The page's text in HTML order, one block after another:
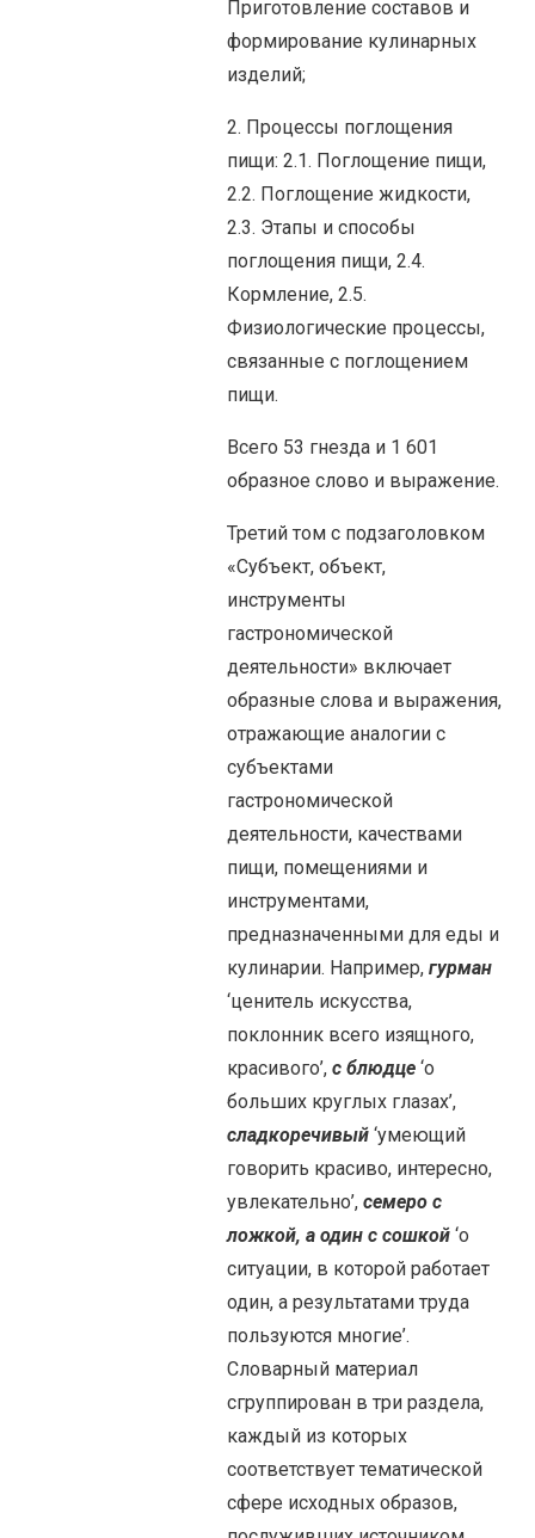
Приготовление составов и
формирование кулинарных
изделий;
2. Процессы поглощения
пищи: 2.1. Поглощение пищи,
2.2. Поглощение жидкости,
2.3. Этапы и способы
поглощения пищи, 2.4.
Кормление, 2.5.
Физиологические процессы,
связанные с поглощением
пищи.
Всего 53 гнезда и 1 601
образное слово и выражение.
Третий том с подзаголовком
«Субъект, объект,
инструменты
гастрономической
деятельности» включает
образные слова и выражения,
отражающие аналогии с
субъектами
гастрономической
деятельности, качествами
пищи, помещениями и
инструментами,
предназначенными для еды и
кулинарии. Например, гурман
‘ценитель искусства,
поклонник всего изящного,
красивого’, с блюдце ‘о
больших круглых глазах’,
сладкоречивый ‘умеющий
говорить красиво, интересно,
увлекательно’, семеро с
ложкой, а один с сошкой ‘о
ситуации, в которой работает
один, а результатами труда
пользуются многие’.
Словарный материал
сгруппирован в три раздела,
каждый из которых
соответствует тематической
сфере исходных образов,